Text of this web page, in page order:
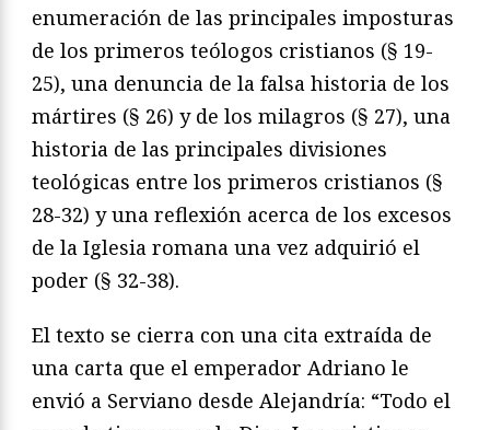
enumeración de las principales imposturas
de los primeros teólogos cristianos (§ 19-
25), una denuncia de la falsa historia de los
mártires (§ 26) y de los milagros (§ 27), una
historia de las principales divisiones
teológicas entre los primeros cristianos (§
28-32) y una reflexión acerca de los excesos
de la Iglesia romana una vez adquirió el
poder (§ 32-38).
El texto se cierra con una cita extraída de
una carta que el emperador Adriano le
envió a Serviano desde Alejandría: “Todo el